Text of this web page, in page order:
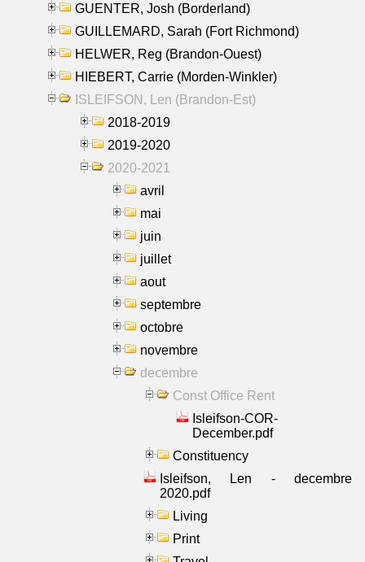
GUENTER, Josh (Borderland)
GUILLEMARD, Sarah (Fort Richmond)
HELWER, Reg (Brandon-Ouest)
HIEBERT, Carrie (Morden-Winkler)
ISLEIFSON, Len (Brandon-Est)
2018-2019
2019-2020
2020-2021
avril
mai
juin
juillet
aout
septembre
octobre
novembre
decembre
Const Office Rent
Isleifson-COR-
December.pdf
Constituency
Isleifson, Len - decembre
2020.pdf
Living
Print